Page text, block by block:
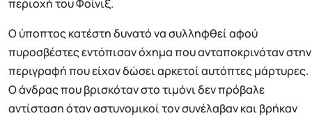
περιοχή του Φοίνιξ.
Ο ύποπτος κατέστη δυνατό να συλληφθεί αφού
πυροσβέστες εντόπισαν όχημα που ανταποκρινόταν στην
περιγραφή που είχαν δώσει αρκετοί αυτόπτες μάρτυρες.
Ο άνδρας που βρισκόταν στο τιμόνι δεν πρόβαλε
αντίσταση όταν αστυνομικοί τον συνέλαβαν και βρήκαν